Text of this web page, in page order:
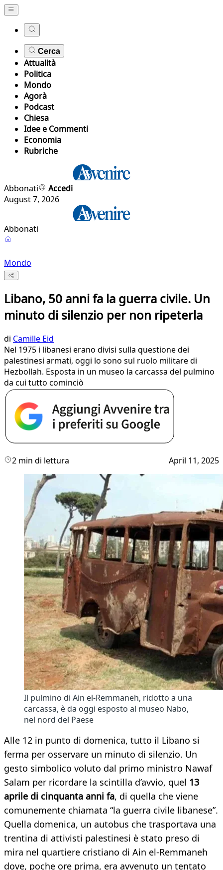
Cerca
Attualità
Politica
Mondo
Agorà
Podcast
Chiesa
Idee e Commenti
Economia
Rubriche
Abbonati
Accedi
August 7, 2026
Abbonati
Mondo
Libano, 50 anni fa la guerra civile. Un
minuto di silenzio per non ripeterla
di Camille Eid
Nel 1975 i libanesi erano divisi sulla questione dei
palestinesi armati, oggi lo sono sul ruolo militare di
Hezbollah. Esposta in un museo la carcassa del pulmino
da cui tutto cominciò
2 min di lettura April 11, 2025
Il pulmino di Ain el-Remmaneh, ridotto a una
carcassa, è da oggi esposto al museo Nabo,
nel nord del Paese
Alle 12 in punto di domenica, tutto il Libano si
ferma per osservare un minuto di silenzio. Un
gesto simbolico voluto dal primo ministro Nawaf
Salam per ricordare la scintilla d’avvio, quel 13
aprile di cinquanta anni fa, di quella che viene
comunemente chiamata “la guerra civile libanese”.
Quella domenica, un autobus che trasportava una
trentina di attivisti palestinesi è stato preso di
mira nel quartiere cristiano di Ain el-Remmaneh
dove, poche ore prima, era avvenuto un tentato